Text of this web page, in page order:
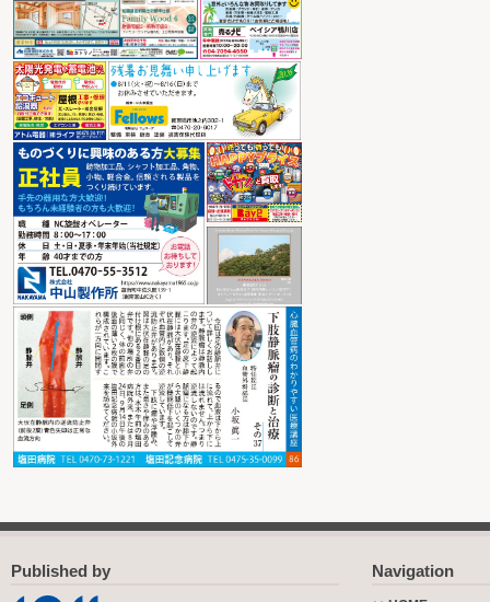
Published by Navigation